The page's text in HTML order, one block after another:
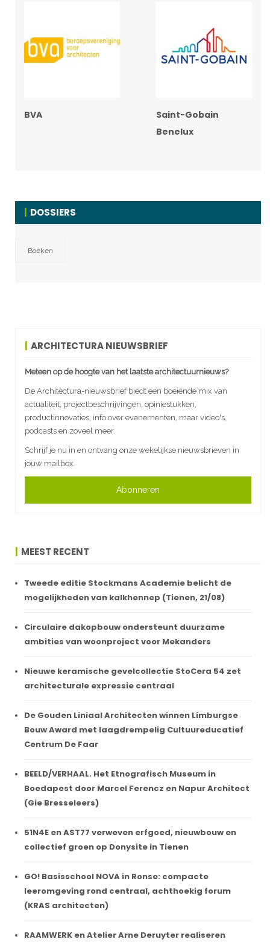
BVA
Saint-Gobain
Benelux
DOSSIERS
Boeken
ARCHITECTURA NIEUWSBRIEF
Meteen op de hoogte van het laatste architectuurnieuws?
De Architectura-nieuwsbrief biedt een boeiende mix van
actualiteit, projectbeschrijvingen, opiniestukken,
productinnovaties, info over evenementen, maar video's,
podcasts en zoveel meer.
Schrijf je nu in en ontvang onze wekelijkse nieuwsbrieven in
jouw mailbox.
Abonneren
MEEST RECENT
Tweede editie Stockmans Academie belicht de
mogelijkheden van kalkhennep (Tienen, 21/08)
Circulaire dakopbouw ondersteunt duurzame
ambities van woonproject voor Mekanders
Nieuwe keramische gevelcollectie StoCera 54 zet
architecturale expressie centraal
De Gouden Liniaal Architecten winnen Limburgse
Bouw Award met laagdrempelig Cultuureducatief
Centrum De Faar
BEELD/VERHAAL. Het Etnografisch Museum in
Boedapest door Marcel Ferencz en Napur Architect
(Gie Bresseleers)
51N4E en AST77 verweven erfgoed, nieuwbouw en
collectief groen op Donysite in Tienen
GO! Basisschool NOVA in Ronse: compacte
leeromgeving rond centraal, achthoekig forum
(KRAS architecten)
RAAMWERK en Atelier Arne Deruyter realiseren